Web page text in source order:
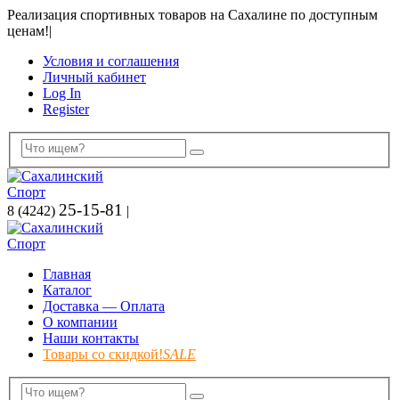
Реализация спортивных товаров на Сахалине по доступным
ценам!|
Условия и соглашения
Личный кабинет
Log In
Register
8 (4242) 25-15-81 |
Главная
Каталог
Доставка — Оплата
О компании
Наши контакты
Товары со скидкой!SALE